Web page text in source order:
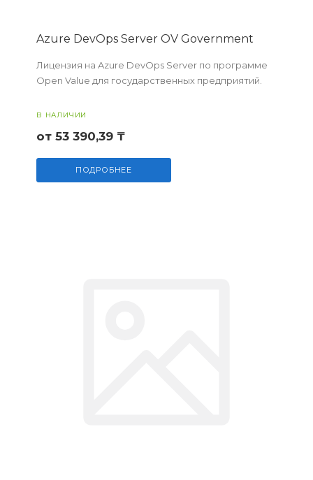
Azure DevOps Server OV Government
Лицензия на Azure DevOps Server по программе
Open Value для государственных предприятий.
В НАЛИЧИИ
от 53 390,39 ₸
ПОДРОБНЕЕ